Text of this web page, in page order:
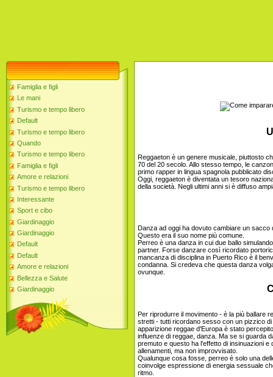
Famiglia e figli
Le mani
Turismo e tempo libero
Default
Turismo e tempo libero
Quando
Turismo e tempo libero
Famiglia e figli
Amore e relazioni
Turismo e tempo libero
Interessante
Sport e cibo
Giardinaggio
Giardinaggio
Default
Default
Amore e relazioni
Bellezza e Salute
Giardinaggio
Reggaeton è un genere musicale, piuttosto
70 del 20 secolo. Allo stesso tempo, le
primo rapper in lingua spagnola pubblicato
Oggi, reggaeton è diventata un tesoro
della società. Negli ultimi anni si è diffuso
Danza ad oggi ha dovuto cambiare un
Questo era il suo nome più comune.
Perreo è una danza in cui due ballo
partner. Forse danzare così ricordato
mancanza di disciplina in Puerto Rico è il
condanna. Si credeva che questa danza
ovunque.
Per riprodurre il movimento - è la più ballare
stretti - tutti ricordano sesso con un pizzico
apparizione reggae d'Europa è stato
influenze di reggae, danza. Ma se si guarda
premuto e questo ha l'effetto di insinuazioni
allenamenti, ma non improvvisato.
Qualunque cosa fosse, perreo è solo una
coinvolge espressione di energia sessuale
ritmo.